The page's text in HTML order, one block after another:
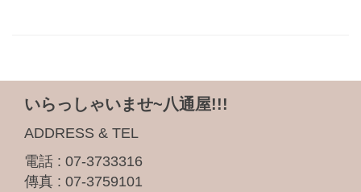
いらっしゃいませ~八通屋!!!
ADDRESS & TEL
電話 : 07-3733316
傳真 : 07-3759101